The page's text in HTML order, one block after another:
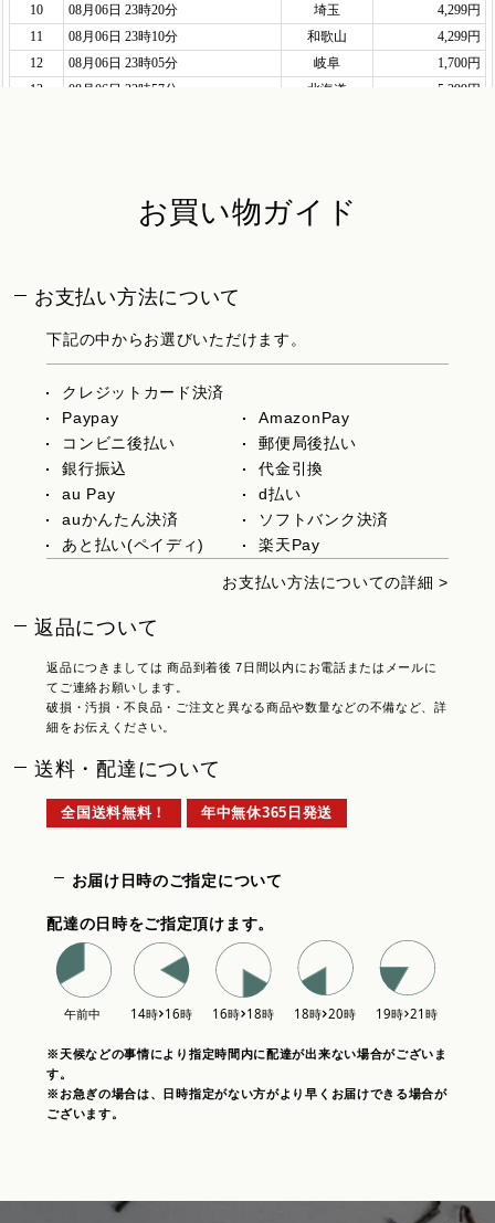
お買い物ガイド
お支払い方法について
下記の中からお選びいただけます。
クレジットカード決済
Paypay
AmazonPay
コンビニ後払い
郵便局後払い
銀行振込
代金引換
au Pay
d払い
auかんたん決済
ソフトバンク決済
あと払い(ペイディ)
楽天Pay
お支払い方法についての詳細 >
返品について
返品につきましては 商品到着後 7日間以内にお電話またはメールに
てご連絡お願いします。
破損・汚損・不良品・ご注文と異なる商品や数量などの不備など、詳
細をお伝えください。
送料・配達について
全国送料無料！ 年中無休365日発送
お届け日時のご指定について
配達の日時をご指定頂けます。
※天候などの事情により指定時間内に配達が出来ない場合がございま
す。
※お急ぎの場合は、日時指定がない方がより早くお届けできる場合が
ございます。